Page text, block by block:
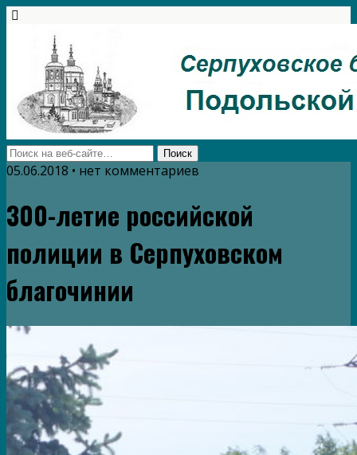
05.06.2018 • нет комментариев
300-летие российской
полиции в Серпуховском
благочинии